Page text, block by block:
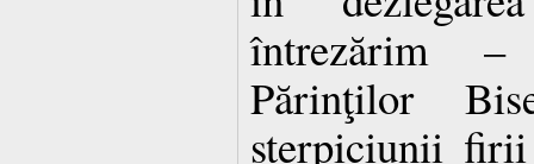
întrezărim
Părinţilor
sterpiciunii firii